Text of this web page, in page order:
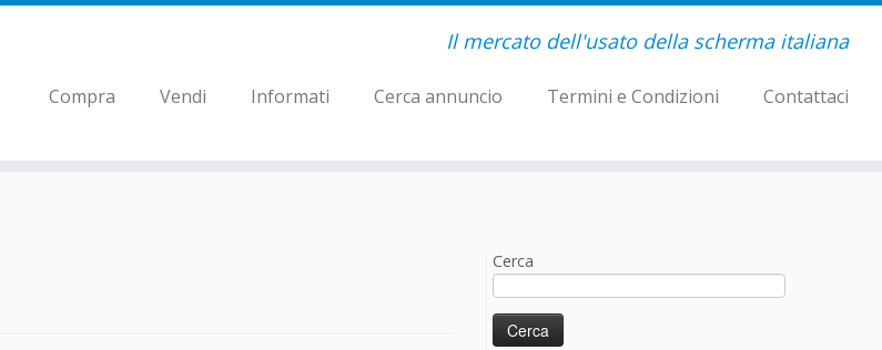
Il mercato dell'usato della scherma italiana
Compra Vendi Informati Cerca annuncio Termini e Condizioni Contattaci
Cerca